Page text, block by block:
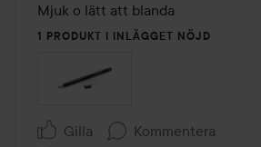
av
5
Mjuk o lätt att blanda
1 PRODUKT I INLÄGGET NÖJD
Gilla Kommentera